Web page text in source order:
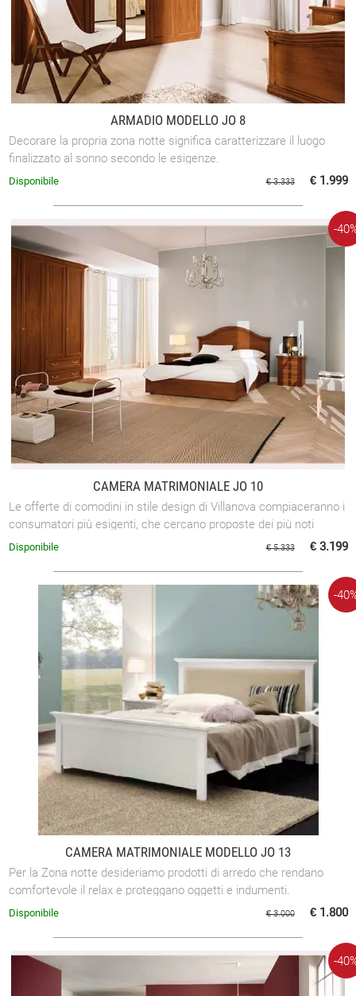
ARMADIO MODELLO JO 8
Decorare la propria zona notte significa caratterizzare il luogo
finalizzato al sonno secondo le esigenze.
€ 3.333 € 1.999
Disponibile
CAMERA MATRIMONIALE JO 10
Le offerte di comodini in stile design di Villanova compiaceranno i
consumatori più esigenti, che cercano proposte dei più noti
brand.
-
€ 5.333 € 3.199
Disponibile
CAMERA MATRIMONIALE MODELLO JO 13
Per la Zona notte desideriamo prodotti di arredo che rendano
comfortevole il relax e proteggano oggetti e indumenti.
-
€ 3.000 € 1.800
Disponibile
-